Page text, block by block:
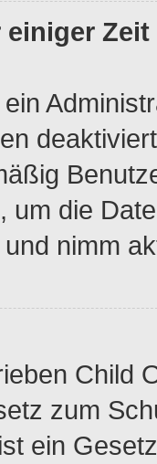
einiger
um die
nimm
Child
zum
ein